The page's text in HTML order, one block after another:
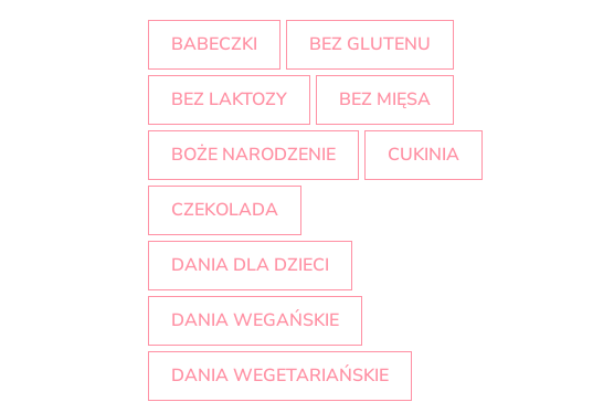
BABECZKI BEZ GLUTENU
BEZ LAKTOZY BEZ MIĘSA
BOŻE NARODZENIE CUKINIA
CZEKOLADA
DANIA DLA DZIECI
DANIA WEGAŃSKIE
DANIA WEGETARIAŃSKIE